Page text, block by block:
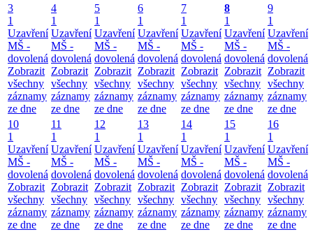
3
1
Uzavření
MŠ -
dovolená
Zobrazit
všechny
záznamy
ze dne
4
1
Uzavření
MŠ -
dovolená
Zobrazit
všechny
záznamy
ze dne
5
1
Uzavření
MŠ -
dovolená
Zobrazit
všechny
záznamy
ze dne
6
1
Uzavření
MŠ -
dovolená
Zobrazit
všechny
záznamy
ze dne
7
1
Uzavření
MŠ -
dovolená
Zobrazit
všechny
záznamy
ze dne
8
1
Uzavření
MŠ -
dovolená
Zobrazit
všechny
záznamy
ze dne
9
1
Uzavření
MŠ -
dovolená
Zobrazit
všechny
záznamy
ze dne
10
1
Uzavření
MŠ -
dovolená
Zobrazit
všechny
záznamy
ze dne
11
1
Uzavření
MŠ -
dovolená
Zobrazit
všechny
záznamy
ze dne
12
1
Uzavření
MŠ -
dovolená
Zobrazit
všechny
záznamy
ze dne
13
1
Uzavření
MŠ -
dovolená
Zobrazit
všechny
záznamy
ze dne
14
1
Uzavření
MŠ -
dovolená
Zobrazit
všechny
záznamy
ze dne
15
1
Uzavření
MŠ -
dovolená
Zobrazit
všechny
záznamy
ze dne
16
1
Uzavření
MŠ -
dovolená
Zobrazit
všechny
záznamy
ze dne